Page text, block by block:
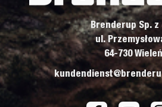
Brenderup Sp. z
ul.
64-730 Wieleń